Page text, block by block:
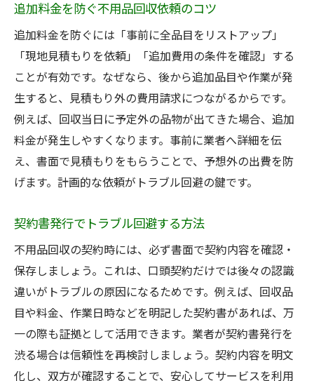
追加料金を防ぐ不用品回収依頼のコツ
追加料金を防ぐには「事前に全品目をリストアップ」
「現地見積もりを依頼」「追加費用の条件を確認」する
ことが有効です。なぜなら、後から追加品目や作業が発
生すると、見積もり外の費用請求につながるからです。
例えば、回収当日に予定外の品物が出てきた場合、追加
料金が発生しやすくなります。事前に業者へ詳細を伝
え、書面で見積もりをもらうことで、予想外の出費を防
げます。計画的な依頼がトラブル回避の鍵です。
契約書発行でトラブル回避する方法
不用品回収の契約時には、必ず書面で契約内容を確認・
保存しましょう。これは、口頭契約だけでは後々の認識
違いがトラブルの原因になるためです。例えば、回収品
目や料金、作業日時などを明記した契約書があれば、万
一の際も証拠として活用できます。業者が契約書発行を
渋る場合は信頼性を再検討しましょう。契約内容を明文
化し、双方が確認することで、安心してサービスを利用